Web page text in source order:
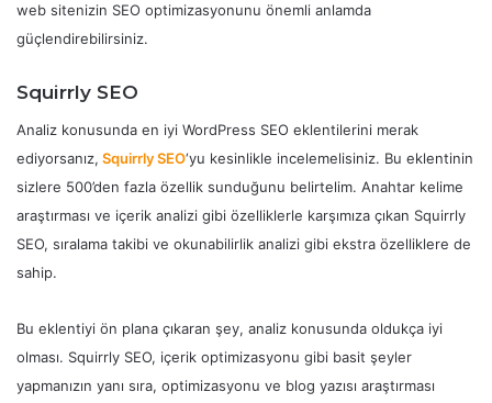
web sitenizin SEO optimizasyonunu önemli anlamda
güçlendirebilirsiniz.
Squirrly SEO
Analiz konusunda en iyi WordPress SEO eklentilerini merak
ediyorsanız, Squirrly SEO‘yu kesinlikle incelemelisiniz. Bu eklentinin
sizlere 500’den fazla özellik sunduğunu belirtelim. Anahtar kelime
araştırması ve içerik analizi gibi özelliklerle karşımıza çıkan Squirrly
SEO, sıralama takibi ve okunabilirlik analizi gibi ekstra özelliklere de
sahip.
Bu eklentiyi ön plana çıkaran şey, analiz konusunda oldukça iyi
olması. Squirrly SEO, içerik optimizasyonu gibi basit şeyler
yapmanızın yanı sıra, optimizasyonu ve blog yazısı araştırması